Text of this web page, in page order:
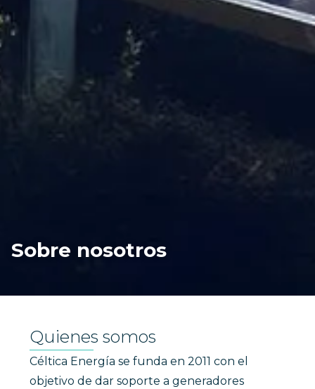
Sobre nosotros
Quienes somos
Céltica Energía se funda en 2011 con el
objetivo de dar soporte a generadores